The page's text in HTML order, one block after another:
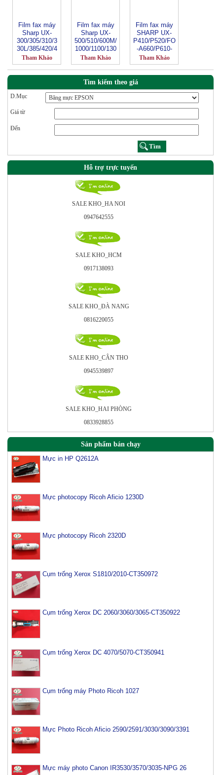
Film fax máy
Sharp UX-
300/305/310/3
30L/385/420/4
65L/470/645L-
3CR
Tham Khảo
Film fax máy
Sharp UX-
500/510/600M/
1000/1100/130
0/1400-15CR
Tham Khảo
Film fax máy
SHARP UX-
P410/P520/FO
-A660/P610-
9CR
Tham Khảo
Tìm kiếm theo giá
D.Mục
Giá từ
Đến
Hỗ trợ trực tuyến
SALE KHO_HA NOI
0947642555
SALE KHO_HCM
0917138093
SALE KHO_ÐÀ NANG
0816220055
SALE KHO_CÂN THO
0945539897
SALE KHO_HAI PHÒNG
0833928855
Sản phẩm bán chạy
Mực in HP Q2612A
Mực photocopy Ricoh Aficio 1230D
Mực photocopy Ricoh 2320D
Cụm trống Xerox S1810/2010-CT350972
Cụm trống Xerox DC 2060/3060/3065-CT350922
Cụm trống Xerox DC 4070/5070-CT350941
Cụm trống máy Photo Ricoh 1027
Mực Photo Ricoh Aficio 2590/2591/3030/3090/3391
Mực máy photo Canon IR3530/3570/3035-NPG 26